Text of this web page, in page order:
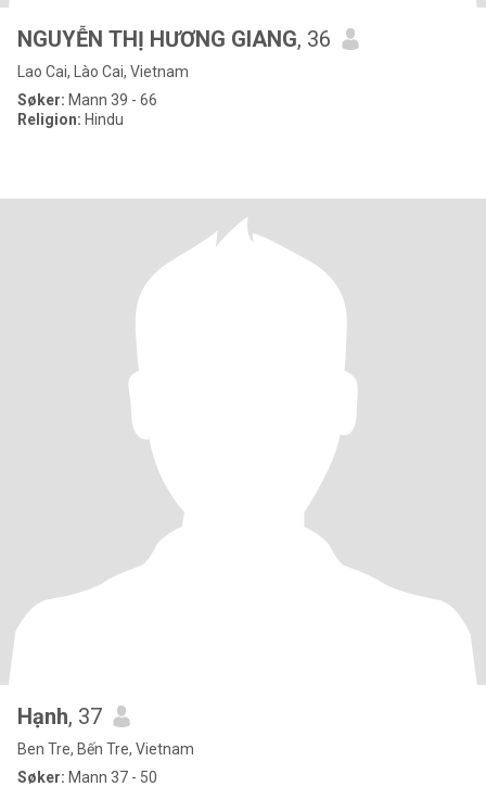
NGUYỄN THỊ HƯƠNG GIANG, 36
Lao Cai, Lào Cai, Vietnam
Søker: Mann 39 - 66
Religion: Hindu
Hạnh, 37
Ben Tre, Bến Tre, Vietnam
Søker: Mann 37 - 50